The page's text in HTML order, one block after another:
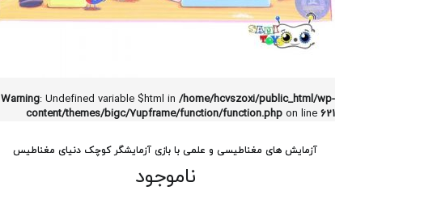
Warning: Undefined variable $html in /home/hcvszoxi/public_html/wp-
content/themes/bigc/7upframe/function/function.php on line 621
آزمایش های مغناطیسی و علمی با بازی آزمایشگر کوچک دنیای مغناطیس
ناموجود